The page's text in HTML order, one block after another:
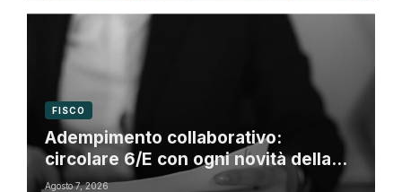
FISCO
Adempimento collaborativo:
circolare 6/E con ogni novità della
riforma fiscale
Agosto 7, 2026